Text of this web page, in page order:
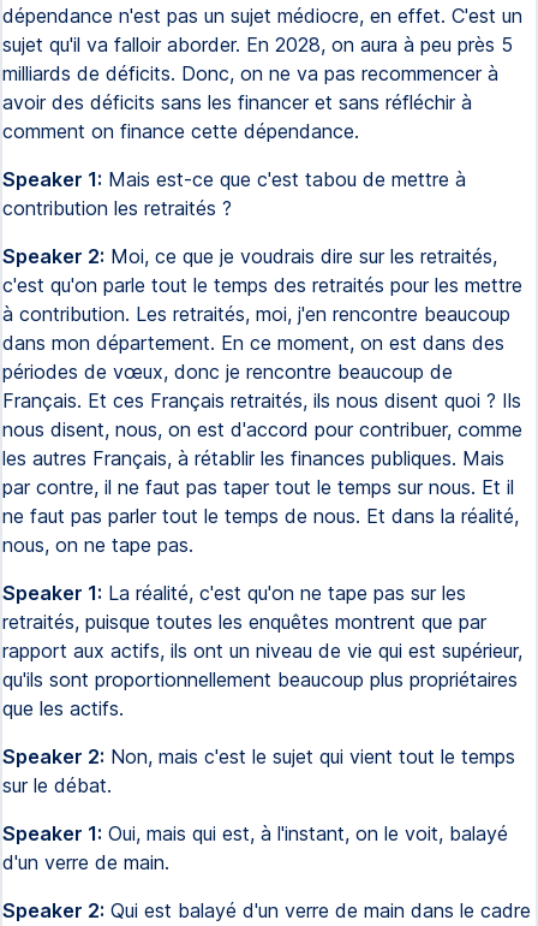
dépendance n'est pas un sujet médiocre, en effet. C'est un
sujet qu'il va falloir aborder. En 2028, on aura à peu près 5
milliards de déficits. Donc, on ne va pas recommencer à
avoir des déficits sans les financer et sans réfléchir à
comment on finance cette dépendance.
Speaker 1: Mais est-ce que c'est tabou de mettre à
contribution les retraités ?
Speaker 2: Moi, ce que je voudrais dire sur les retraités,
c'est qu'on parle tout le temps des retraités pour les mettre
à contribution. Les retraités, moi, j'en rencontre beaucoup
dans mon département. En ce moment, on est dans des
périodes de vœux, donc je rencontre beaucoup de
Français. Et ces Français retraités, ils nous disent quoi ? Ils
nous disent, nous, on est d'accord pour contribuer, comme
les autres Français, à rétablir les finances publiques. Mais
par contre, il ne faut pas taper tout le temps sur nous. Et il
ne faut pas parler tout le temps de nous. Et dans la réalité,
nous, on ne tape pas.
Speaker 1: La réalité, c'est qu'on ne tape pas sur les
retraités, puisque toutes les enquêtes montrent que par
rapport aux actifs, ils ont un niveau de vie qui est supérieur,
qu'ils sont proportionnellement beaucoup plus propriétaires
que les actifs.
Speaker 2: Non, mais c'est le sujet qui vient tout le temps
sur le débat.
Speaker 1: Oui, mais qui est, à l'instant, on le voit, balayé
d'un verre de main.
Speaker 2: Qui est balayé d'un verre de main dans le cadre